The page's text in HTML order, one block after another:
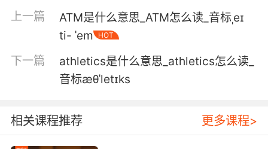
5. I'm in charge of the Atlantis expedition.
6. I'll be going back to Atlantis with you.
7. Atlantis is to be destroyed at all costs.
上一篇
ATM是什么意思_ATM怎么读_音标ˌeɪ
ti- ˈem
HOT
下一篇
athletics是什么意思_athletics怎么读_
音标æθˈletɪks
相关课程推荐 更多课程>